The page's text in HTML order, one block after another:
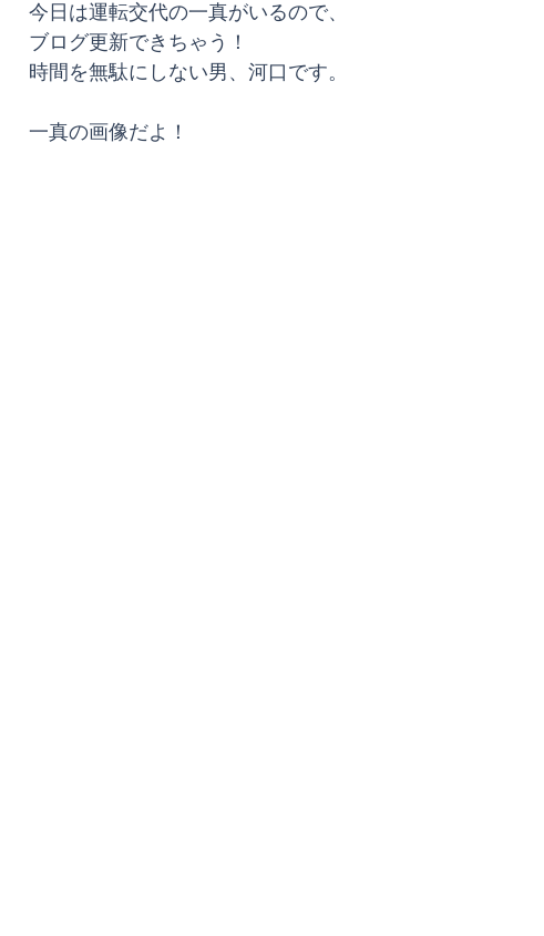
今日は運転交代の一真がいるので、
ブログ更新できちゃう！
時間を無駄にしない男、河口です。
一真の画像だよ！